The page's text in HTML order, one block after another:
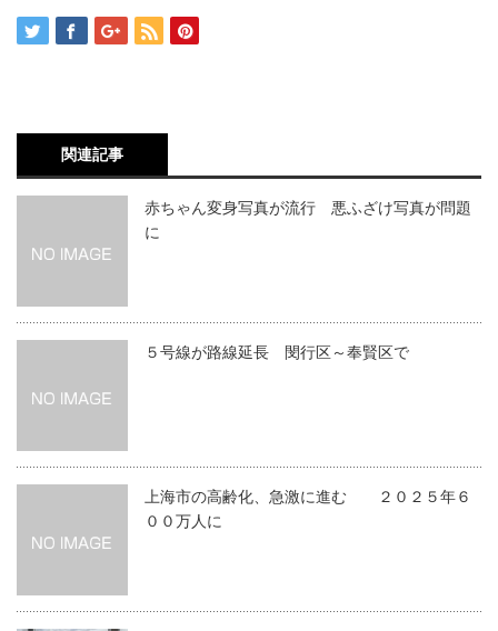
関連記事
赤ちゃん変身写真が流行 悪ふざけ写真が問題
に
５号線が路線延長 閔行区～奉賢区で
上海市の高齢化、急激に進む ２０２５年６
００万人に